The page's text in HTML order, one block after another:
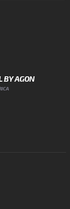
BY AGON